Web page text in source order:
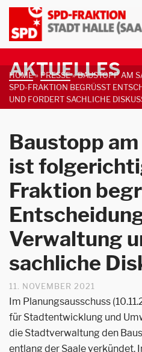
AKTUELLES
HOME»PRESSE»BAUSTOPP AM
SPD-FRAKTION BEGRÜSST
ND FORDERT SACHLICHE
Baustopp
ist
Fraktion
Verwaltung
sachliche
11. NOVEMBER 2021
Im Planungsausschuss
für Stadtentwicklung und
die Stadtverwaltung den
entlang der Saale verkündet.